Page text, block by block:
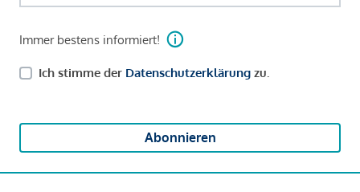
Immer bestens informiert!
Ich stimme der Datenschutzerklärung zu.
Abonnieren